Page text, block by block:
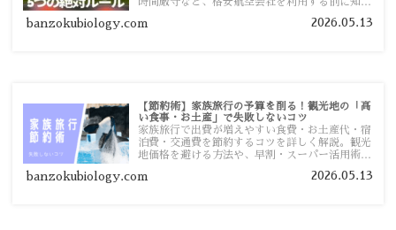
す。
banzokubiology.com 2026.05.13
【節約術】家族旅行の予算を削る！観光地の「高
い食事・お土産」で失敗しないコツ
家族旅行で出費が増えやすい食費・お土産代・宿
泊費・交通費を節約するコツを詳しく解説。観光
地価格を避ける方法や、早割・スーパー活用術、
banzokubiology.com 2026.05.13